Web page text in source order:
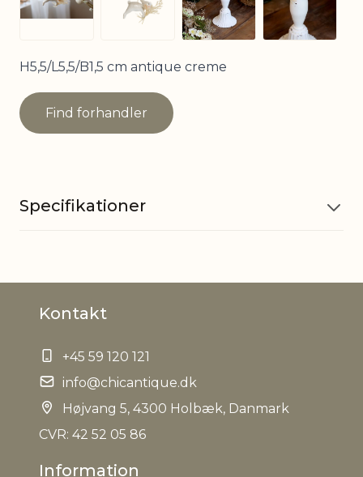
H5,5/L5,5/B1,5 cm antique creme
Find forhandler
Specifikationer
Tillægsord
EAN
Tariffnumber 3926400000
Kontakt
+45 59 120 121
info@chicantique.dk
Højvang 5, 4300 Holbæk, Danmark
CVR: 42 52 05 86
Information